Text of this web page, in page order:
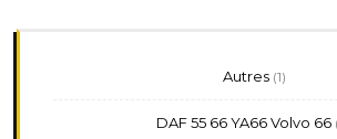
Autres 11
DAF 55 66 YA66 Volvo 66